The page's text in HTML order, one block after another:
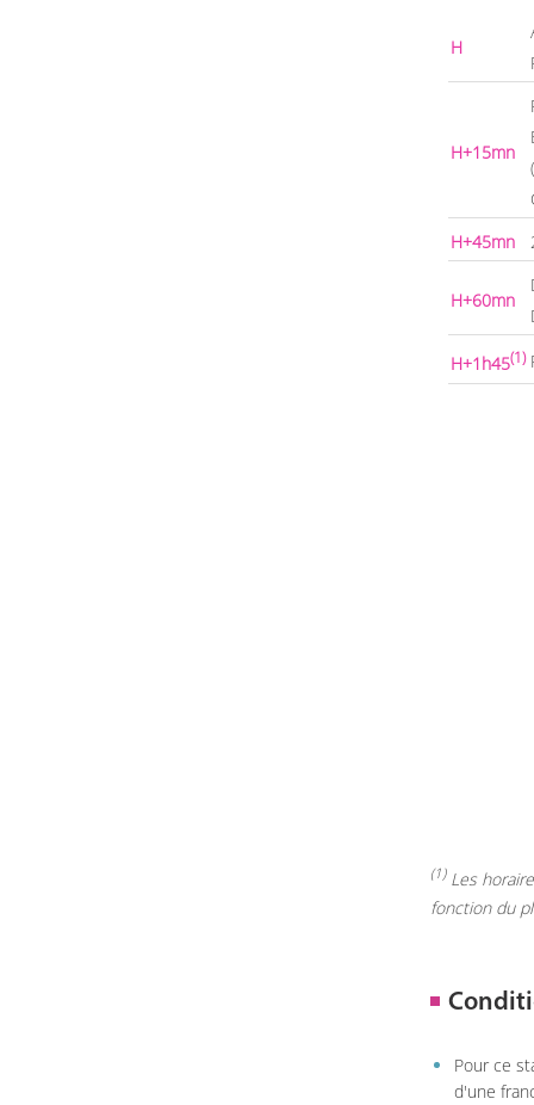
H
H+15mn
H+45mn
H+60mn
H+1h45(1)
(1)Les
fonction du
Pour ce
d'une